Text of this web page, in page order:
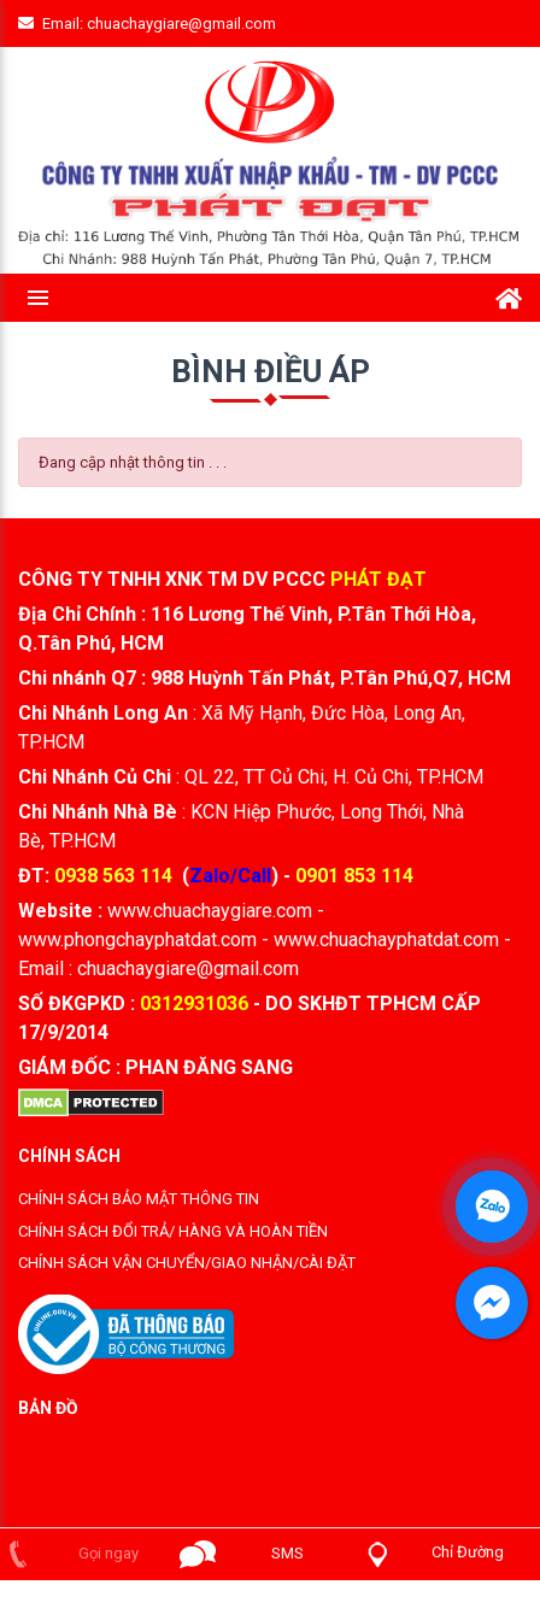
Email: chuachaygiare@gmail.com
BÌNH ĐIỀU ÁP
Đang cập nhật thông tin . . .
CÔNG TY TNHH XNK TM DV PCCC PHÁT ĐẠT
Địa Chỉ Chính : 116 Lương Thế Vinh, P.Tân Thới Hòa,
Q.Tân Phú, HCM
Chi nhánh Q7 : 988 Huỳnh Tấn Phát, P.Tân Phú,Q7, HCM
Chi Nhánh Long An : Xã Mỹ Hạnh, Đức Hòa, Long An,
TP.HCM
Chi Nhánh Củ Chi : QL 22, TT Củ Chi, H. Củ Chi, TP.HCM
Chi Nhánh Nhà Bè : KCN Hiệp Phước, Long Thới, Nhà
Bè, TP.HCM
ĐT: 0938 563 114 (Zalo/Call) - 0901 853 114
Website : www.chuachaygiare.com -
www.phongchayphatdat.com - www.chuachayphatdat.com -
Email : chuachaygiare@gmail.com
SỐ ĐKGPKD : 0312931036 - DO SKHĐT TPHCM CẤP
17/9/2014
GIÁM ĐỐC : PHAN ĐĂNG SANG
CHÍNH SÁCH
CHÍNH SÁCH BẢO MẬT THÔNG TIN
CHÍNH SÁCH ĐỔI TRẢ/ HÀNG VÀ HOÀN TIỀN
CHÍNH SÁCH VẬN CHUYỂN/GIAO NHẬN/CÀI ĐẶT
BẢN ĐỒ
Gọi ngay SMS Chỉ Đường